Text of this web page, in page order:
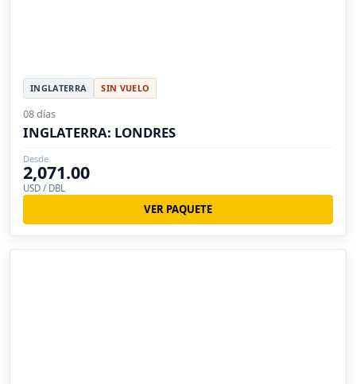
INGLATERRA SIN VUELO
08 días
INGLATERRA: LONDRES
Desde
2,071.00
USD / DBL
VER PAQUETE